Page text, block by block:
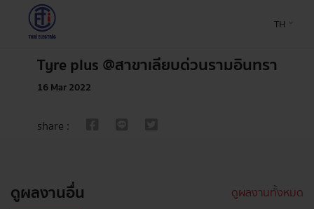
TH
Tyre plus @สาขาเลียบด่วนรามอินทรา
16 Mar 2022
share :
ดูผลงานอื่น ดูผลงานทั้งหมด